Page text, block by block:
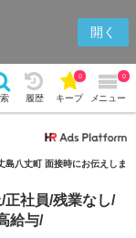
開く
履歴 キープ
0
メニュー
0
履歴
八丈町 面接時にお伝えしま
正社員/残業なし/
給与/